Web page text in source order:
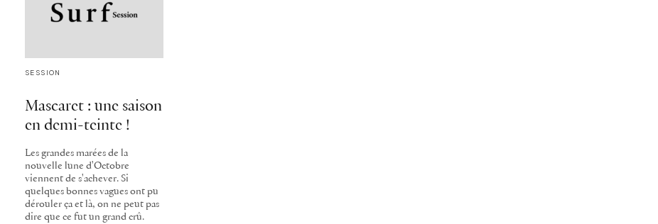
SESSION
Mascaret : une saison
en demi-teinte !
Les grandes marées de la
nouvelle lune d'Octobre
viennent de s'achever. Si
quelques bonnes vagues ont pu
dérouler ça et là, on ne peut pas
dire que ce fut un grand crû.